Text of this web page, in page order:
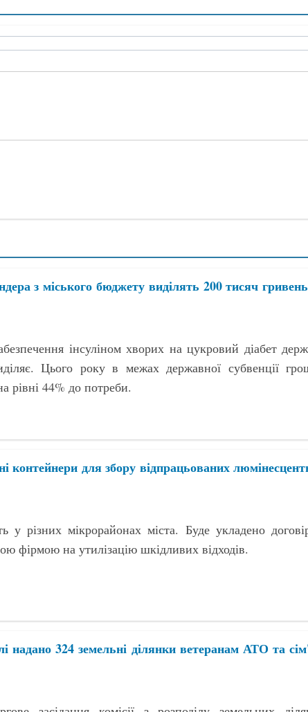
з міського бюджету виділять 200 тисяч
інсуліном хворих на цукровий діабет
Цього року в межах державної субвенції
рівні 44% до потреби.
контейнери для збору відпрацьованих
у різних мікрорайонах міста. Буде укладено
фірмою на утилізацію шкідливих відходів.
надано 324 земельні ділянки ветеранам АТО та